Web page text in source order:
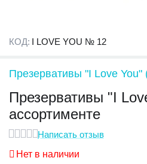
КОД: I LOVE YOU № 12
Презервативы "I Love You"
Презервативы "I
ассортименте
Написать отзыв
Нет в наличии